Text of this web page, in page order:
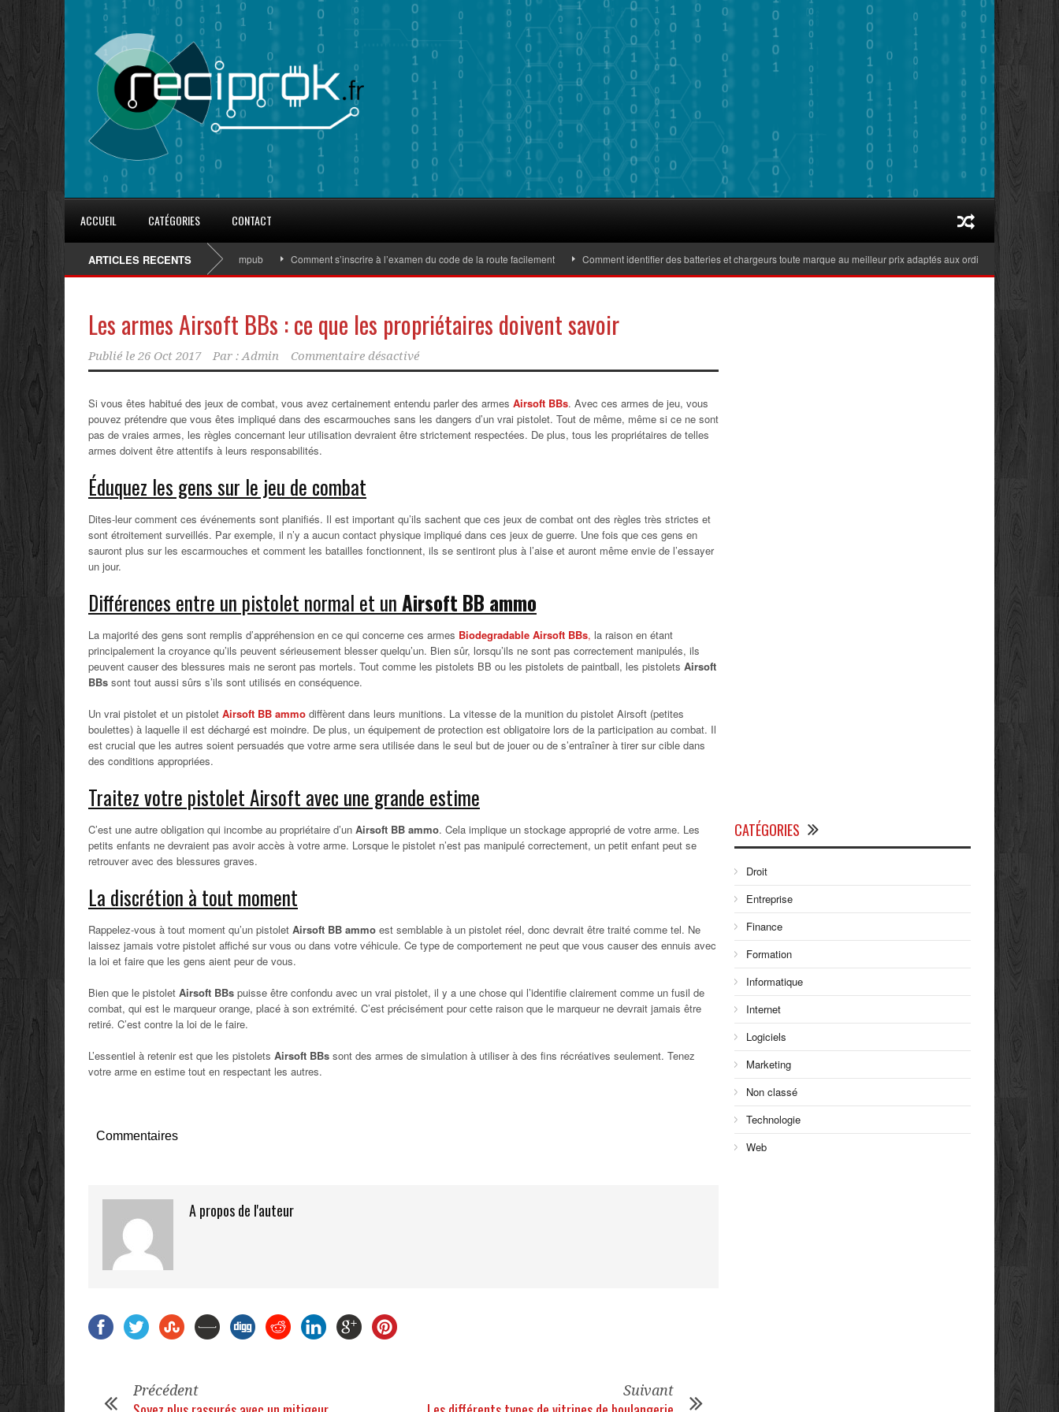
ACCUEIL CATÉGORIES CONTACT
ARTICLES RECENTS
8 conseils pour fidéliser avec les goodies d’Eurocompub Comment s’inscrire à l’examen du code de la route facilement Comment identifier des batteries et chargeurs toute marque au meilleur prix adaptés aux ordinateurs portables
Les armes Airsoft BBs : ce que les propriétaires doivent savoir
Publié le 26 Oct 2017 Par : Admin Commentaire désactivé
Si vous êtes habitué des jeux de combat, vous avez certainement entendu parler des armes Airsoft BBs. Avec ces armes de jeu, vous
pouvez prétendre que vous êtes impliqué dans des escarmouches sans les dangers d’un vrai pistolet. Tout de même, même si ce ne sont
pas de vraies armes, les règles concernant leur utilisation devraient être strictement respectées. De plus, tous les propriétaires de telles
armes doivent être attentifs à leurs responsabilités.
Éduquez les gens sur le jeu de combat
Dites-leur comment ces événements sont planifiés. Il est important qu’ils sachent que ces jeux de combat ont des règles très strictes et
sont étroitement surveillés. Par exemple, il n’y a aucun contact physique impliqué dans ces jeux de guerre. Une fois que ces gens en
sauront plus sur les escarmouches et comment les batailles fonctionnent, ils se sentiront plus à l’aise et auront même envie de l’essayer
un jour.
Différences entre un pistolet normal et unAirsoft BB ammo
La majorité des gens sont remplis d’appréhension en ce qui concerne ces armes Biodegradable Airsoft BBs, la raison en étant
principalement la croyance qu’ils peuvent sérieusement blesser quelqu’un. Bien sûr, lorsqu’ils ne sont pas correctement manipulés, ils
peuvent causer des blessures mais ne seront pas mortels. Tout comme les pistolets BB ou les pistolets de paintball, les pistolets Airsoft
BBs sont tout aussi sûrs s’ils sont utilisés en conséquence.
Un vrai pistolet et un pistolet Airsoft BB ammo diffèrent dans leurs munitions. La vitesse de la munition du pistolet Airsoft (petites
boulettes) à laquelle il est déchargé est moindre. De plus, un équipement de protection est obligatoire lors de la participation au combat. Il
est crucial que les autres soient persuadés que votre arme sera utilisée dans le seul but de jouer ou de s’entraîner à tirer sur cible dans
des conditions appropriées.
Traitez votre pistolet Airsoft avec une grande estime
C’est une autre obligation qui incombe au propriétaire d’un Airsoft BB ammo. Cela implique un stockage approprié de votre arme. Les
petits enfants ne devraient pas avoir accès à votre arme. Lorsque le pistolet n’est pas manipulé correctement, un petit enfant peut se
retrouver avec des blessures graves.
La discrétion à tout moment
Rappelez-vous à tout moment qu’un pistolet Airsoft BB ammo est semblable à un pistolet réel, donc devrait être traité comme tel. Ne
laissez jamais votre pistolet affiché sur vous ou dans votre véhicule. Ce type de comportement ne peut que vous causer des ennuis avec
la loi et faire que les gens aient peur de vous.
Bien que le pistolet Airsoft BBs puisse être confondu avec un vrai pistolet, il y a une chose qui l’identifie clairement comme un fusil de
combat, qui est le marqueur orange, placé à son extrémité. C’est précisément pour cette raison que le marqueur ne devrait jamais être
retiré. C’est contre la loi de le faire.
L’essentiel à retenir est que les pistolets Airsoft BBs sont des armes de simulation à utiliser à des fins récréatives seulement. Tenez
votre arme en estime tout en respectant les autres.
Commentaires
A propos de l'auteur
Précédent Suivant
CATÉGORIES
Droit
Entreprise
Finance
Formation
Informatique
Internet
Logiciels
Marketing
Non classé
Technologie
Web